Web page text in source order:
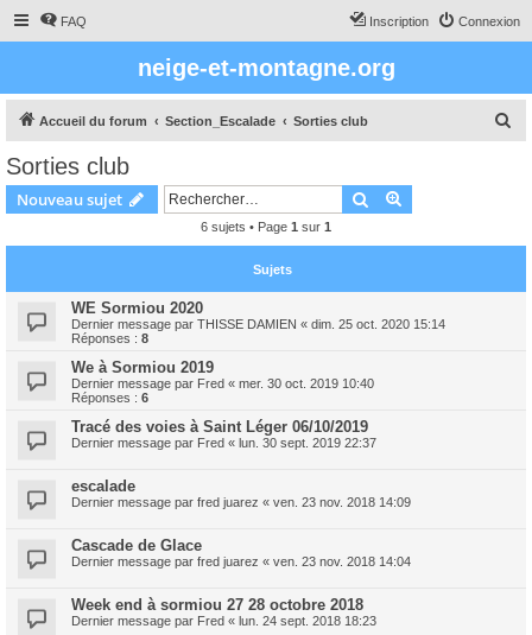
FAQ Connexion
Inscription
neige-et-montagne.org
Accueil du forum Section_Escalade Sorties club
c
Sorties club
Nouveau sujet Rechercher
6 sujets • Page 1 sur 1
Sujets
WE Sormiou 2020
Dernier message par THISSE DAMIEN « dim. 25 oct. 2020 15:14
Réponses : 8
We à Sormiou 2019
Dernier message par Fred « mer. 30 oct. 2019 10:40
Réponses : 6
Tracé des voies à Saint Léger 06/10/2019
Dernier message par Fred « lun. 30 sept. 2019 22:37
escalade
Dernier message par fred juarez « ven. 23 nov. 2018 14:09
Cascade de Glace
Dernier message par fred juarez « ven. 23 nov. 2018 14:04
Week end à sormiou 27 28 octobre 2018
Dernier message par Fred « lun. 24 sept. 2018 18:23